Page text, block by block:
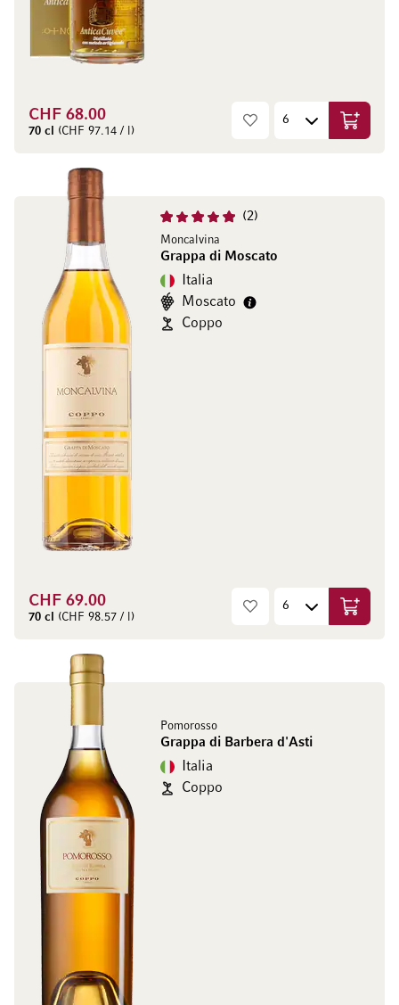
CHF 68.00
70 cl (CHF 97.14 / l)
2
Moncalvina
Grappa di Moscato
Italia
Moscato
Coppo
CHF 69.00
70 cl (CHF 98.57 / l)
Pomorosso
Grappa di Barbera d'Asti
Italia
Coppo